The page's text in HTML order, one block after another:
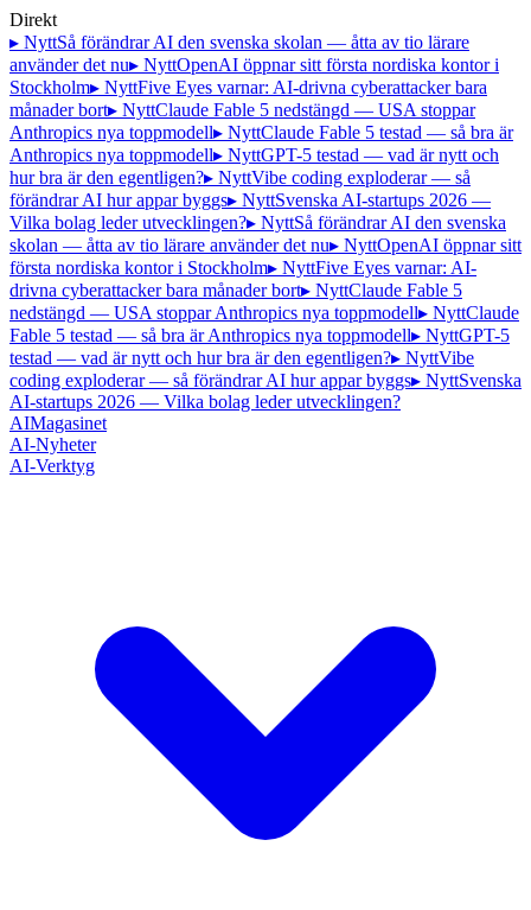
Direkt
▸ NyttSå förändrar AI den svenska skolan — åtta av tio lärare
använder det nu▸ NyttOpenAI öppnar sitt första nordiska kontor i
Stockholm▸ NyttFive Eyes varnar: AI-drivna cyberattacker bara
månader bort▸ NyttClaude Fable 5 nedstängd — USA stoppar
Anthropics nya toppmodell▸ NyttClaude Fable 5 testad — så bra är
Anthropics nya toppmodell▸ NyttGPT-5 testad — vad är nytt och
hur bra är den egentligen?▸ NyttVibe coding exploderar — så
förändrar AI hur appar byggs▸ NyttSvenska AI-startups 2026 —
Vilka bolag leder utvecklingen?▸ NyttSå förändrar AI den svenska
skolan — åtta av tio lärare använder det nu▸ NyttOpenAI öppnar sitt
första nordiska kontor i Stockholm▸ NyttFive Eyes varnar: AI-
drivna cyberattacker bara månader bort▸ NyttClaude Fable 5
nedstängd — USA stoppar Anthropics nya toppmodell▸ NyttClaude
Fable 5 testad — så bra är Anthropics nya toppmodell▸ NyttGPT-5
testad — vad är nytt och hur bra är den egentligen?▸ NyttVibe
coding exploderar — så förändrar AI hur appar byggs▸ NyttSvenska
AI-startups 2026 — Vilka bolag leder utvecklingen?
AIMagasinet
AI-Nyheter
AI-Verktyg